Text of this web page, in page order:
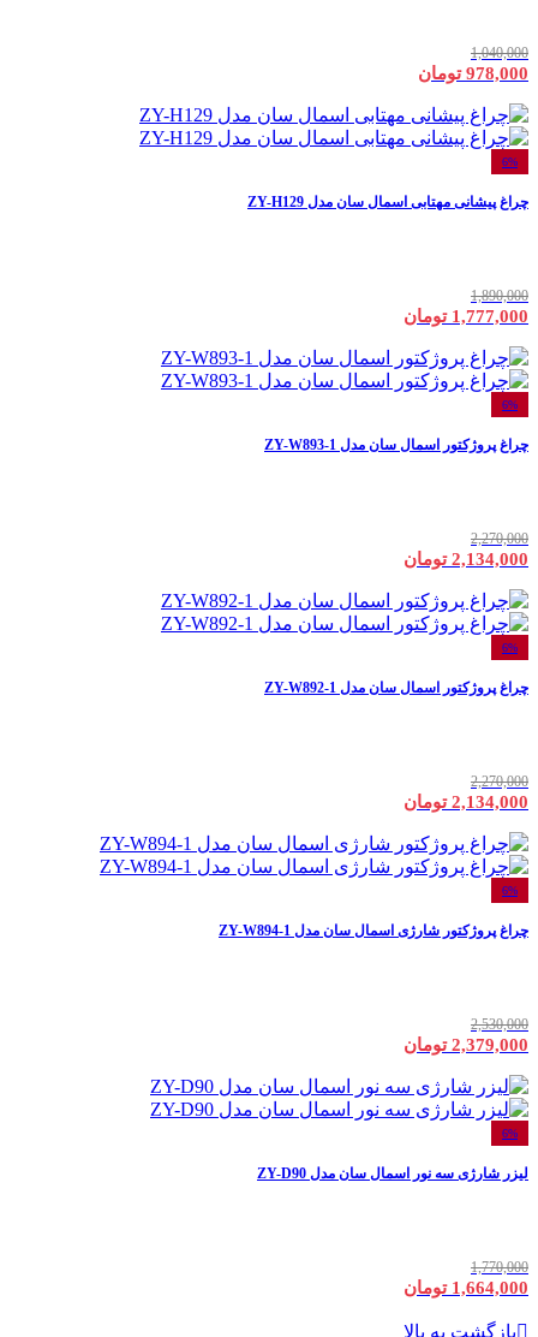
1,040,000
978,000 تومان
6%
چراغ پیشانی مهتابی اسمال سان مدل ZY-H129
1,890,000
1,777,000 تومان
6%
چراغ پروژکتور اسمال سان مدل ZY-W893-1
2,270,000
2,134,000 تومان
6%
چراغ پروژکتور اسمال سان مدل ZY-W892-1
2,270,000
2,134,000 تومان
6%
چراغ پروژکتور شارژی اسمال سان مدل ZY-W894-1
2,530,000
2,379,000 تومان
6%
لیزر شارژی سه نور اسمال سان مدل ZY-D90
1,770,000
1,664,000 تومان
بازگشت به بالا